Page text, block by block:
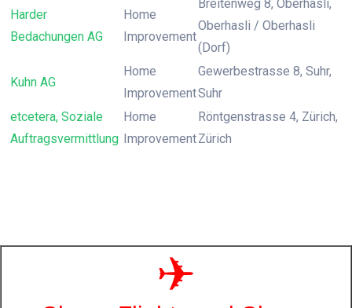
Harder
Bedachungen AG
Home
Improvement
Breitenweg 8, Oberhasli,
Oberhasli / Oberhasli
(Dorf)
Kuhn AG
Home
Improvement
Gewerbestrasse 8, Suhr,
Suhr
etcetera, Soziale
Auftragsvermittlung
Home
Improvement
Röntgenstrasse 4, Zürich,
Zürich